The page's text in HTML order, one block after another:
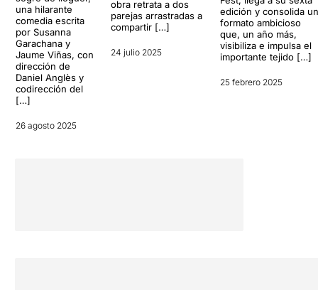
una hilarante
comedia escrita
por Susanna
Garachana y
Jaume Viñas, con
dirección de
Daniel Anglès y
codirección del
[…]
26 agosto 2025
obra retrata a dos
parejas arrastradas a
compartir […]
24 julio 2025
edición y consolida
formato ambicioso
que, un año más,
visibiliza e impulsa el
importante tejido […]
25 febrero 2025